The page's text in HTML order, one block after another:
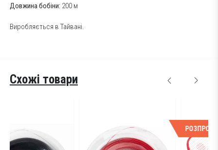
Довжина бобіни: 200 м
Виробляється в Тайвані.
Схожі товари
РОЗПРОДАЖ